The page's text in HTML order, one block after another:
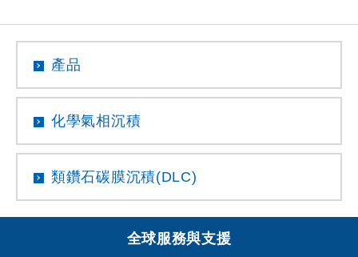
產品
化學氣相沉積
類鑽石碳膜沉積(DLC)
全球服務與支援